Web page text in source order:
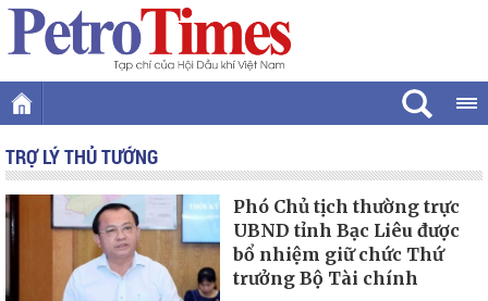
TRỢ LÝ THỦ TƯỚNG
Phó Chủ tịch thường trực
UBND tỉnh Bạc Liêu được
bổ nhiệm giữ chức Thứ
trưởng Bộ Tài chính